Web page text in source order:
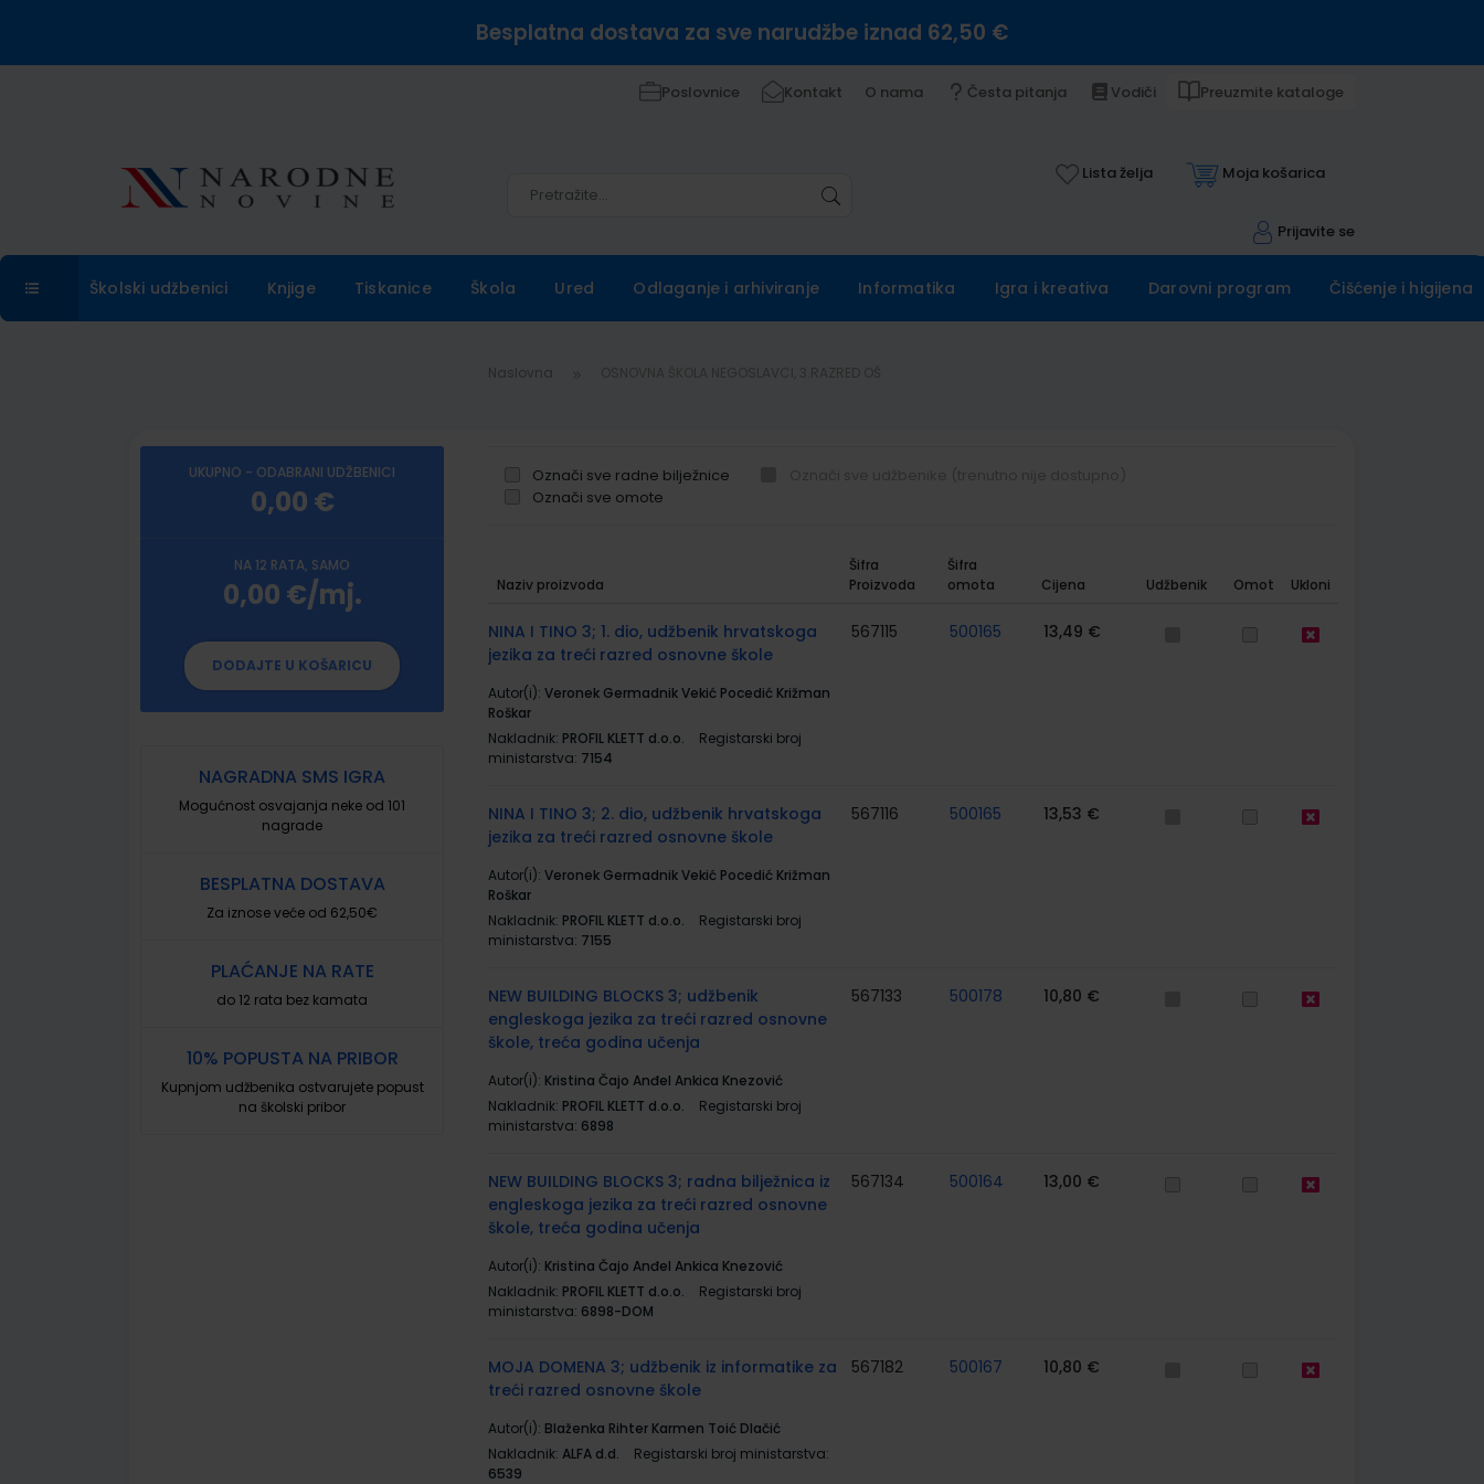
Besplatna dostava za sve narudžbe iznad 62,50 €
Poslovnice Kontakt O nama Česta pitanja Vodiči Preuzmite kataloge
Lista želja Moja košarica
Prijavite se
Školski udžbenici Knjige Tiskanice Škola Ured Odlaganje i arhiviranje Informatika Igra i kreativa Darovni program Čišćenje i higijena
Naslovna
UKUPNO - ODABRANI UDŽBENICI
0,00 €
NA 12 RATA, SAMO
0,00 €/mj.
DODAJTE U KOŠARICU
NAGRADNA SMS IGRA
Mogućnost osvajanja neke od 101
nagrade
BESPLATNA DOSTAVA
Za iznose veće od 62,50€
PLAĆANJE NA RATE
do 12 rata bez kamata
10% POPUSTA NA PRIBOR
Kupnjom udžbenika ostvarujete popust
na školski pribor
Označi sve radne bilježnice
Označi sve omote
proizvodi
Naziv proizvoda
Šifra
Proizvoda
Šifra
omota
Cijena Udžbenik Omot Ukloni
NINA I TINO 3; 1. dio, udžbenik hrvatskoga
jezika za treći razred osnovne škole
Autor(i): Veronek Germadnik Vekić Pocedić Križman
Roškar
Nakladnik: PROFIL KLETT d.o.o.
Registarski broj
ministarstva: 7154
567115 500165 13,49 €
NINA I TINO 3; 2. dio, udžbenik hrvatskoga
jezika za treći razred osnovne škole
Autor(i): Veronek Germadnik Vekić Pocedić Križman
Roškar
Nakladnik: PROFIL KLETT d.o.o.
Registarski broj
ministarstva: 7155
567116 500165 13,53 €
NEW BUILDING BLOCKS 3; udžbenik
engleskoga jezika za treći razred osnovne
škole, treća godina učenja
Autor(i): Kristina Čajo Anđel Ankica Knezović
Nakladnik: PROFIL KLETT d.o.o.
Registarski broj
ministarstva: 6898
567133 500178 10,80 €
NEW BUILDING BLOCKS 3; radna bilježnica iz
engleskoga jezika za treći razred osnovne
škole, treća godina učenja
Autor(i): Kristina Čajo Anđel Ankica Knezović
Nakladnik: PROFIL KLETT d.o.o.
Registarski broj
ministarstva: 6898-DOM
567134 500164 13,00 €
MOJA DOMENA 3; udžbenik iz informatike za
treći razred osnovne škole
Autor(i): Blaženka Rihter Karmen Toić Dlačić
Nakladnik: ALFA d.d.
Registarski broj ministarstva:
6539
567182 500167 10,80 €